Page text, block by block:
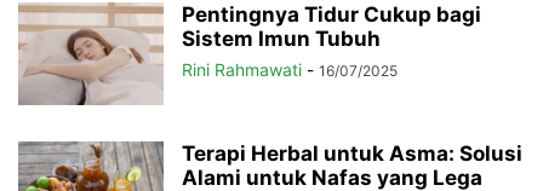
Pentingnya Tidur Cukup bagi
Sistem Imun Tubuh
Rini Rahmawati - 16/07/2025
Terapi Herbal untuk Asma: Solusi
Alami untuk Nafas yang Lega